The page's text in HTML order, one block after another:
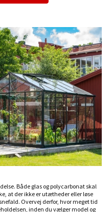
Både glas og polycarbonat skal
at der ikke er utætheder eller løse
Overvej derfor, hvor meget tid
inden du vælger model og